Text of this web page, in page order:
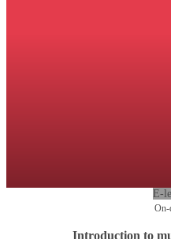
E-
On-
Introduction to